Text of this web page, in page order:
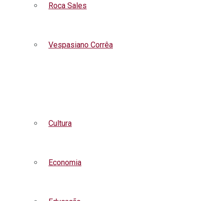
Roca Sales
Vespasiano Corrêa
Cultura
Economia